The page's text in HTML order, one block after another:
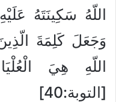
اللّهُ سَكِينَتَهُ
وَجَعَلَ كَلِمَةَ
اللّهِ هِيَ
[التوبة:40]